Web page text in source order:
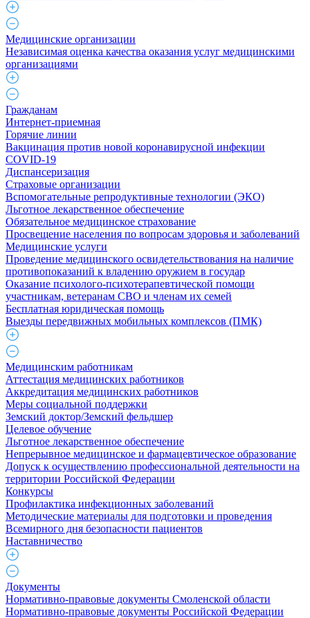
Медицинские организации
Независимая оценка качества оказания услуг медицинскими
организациями
Гражданам
Интернет-приемная
Горячие линии
Вакцинация против новой коронавирусной инфекции
COVID-19
Диспансеризация
Страховые организации
Вспомогательные репродуктивные технологии (ЭКО)
Льготное лекарственное обеспечение
Обязательное медицинское страхование
Просвещение населения по вопросам здоровья и заболеваний
Медицинские услуги
Проведение медицинского освидетельствования на наличие
противопоказаний к владению оружием в государ
Оказание психолого-психотерапевтической помощи
участникам, ветеранам СВО и членам их семей
Бесплатная юридическая помощь
Выезды передвижных мобильных комплексов (ПМК)
Медицинским работникам
Аттестация медицинских работников
Аккредитация медицинских работников
Меры социальной поддержки
Земский доктор/Земский фельдшер
Целевое обучение
Льготное лекарственное обеспечение
Непрерывное медицинское и фармацевтическое образование
Допуск к осуществлению профессиональной деятельности на
территории Российской Федерации
Конкурсы
Профилактика инфекционных заболеваний
Методические материалы для подготовки и проведения
Всемирного дня безопасности пациентов
Наставничество
Документы
Нормативно-правовые документы Смоленской области
Нормативно-правовые документы Российской Федерации